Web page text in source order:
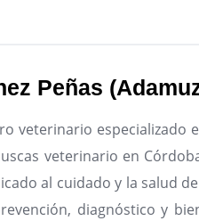
Peñas
veterinario especializado
veterinario en
al cuidado y la salud
diagnóstico y